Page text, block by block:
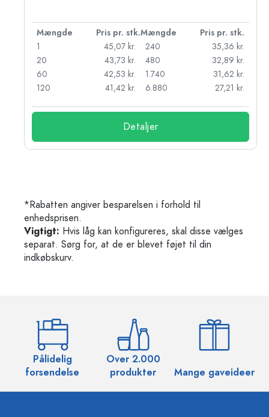
Mængde Pris pr. stk.Mængde
Pris pr. stk.
1
45,07 kr.
20
43,73 kr.
60
42,53 kr.
120
41,42 kr.
240
35,36 kr.
480
32,89 kr.
1.740
31,62 kr.
6.880
27,21 kr.
Detaljer
*Rabatten angiver besparelsen i forhold til
enhedsprisen.
Vigtigt: Hvis låg kan konfigureres, skal disse vælges
separat. Sørg for, at de er blevet føjet til din
indkøbskurv.
Pålidelig
forsendelse
Over 2.000
produkter
Mange gaveideer